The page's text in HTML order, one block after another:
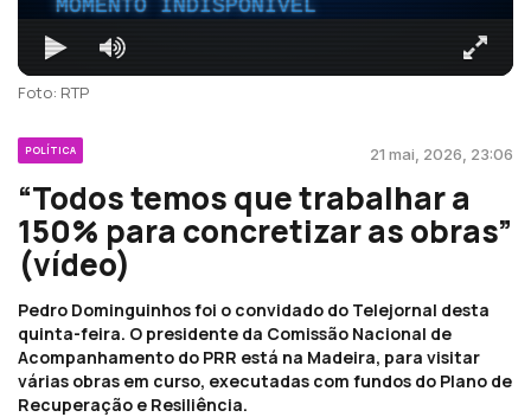
MOMENTO INDISPONÍVEL
Foto: RTP
POLÍTICA 21 mai, 2026, 23:06
“Todos temos que trabalhar a
150% para concretizar as obras”
(vídeo)
Pedro Dominguinhos foi o convidado do Telejornal desta
quinta-feira. O presidente da Comissão Nacional de
Acompanhamento do PRR está na Madeira, para visitar
várias obras em curso, executadas com fundos do Plano de
Recuperação e Resiliência.